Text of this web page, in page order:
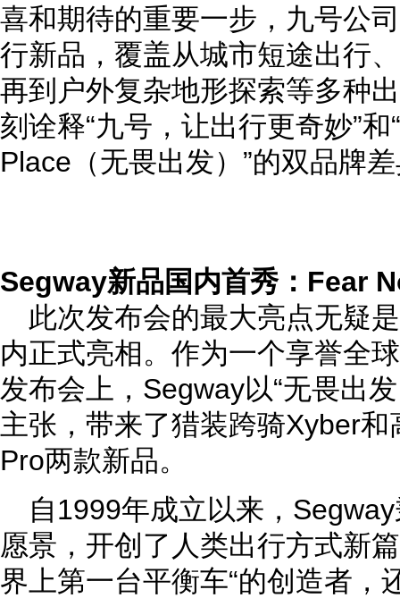
喜和期待的重要一步，九号公
行新品，覆盖从城市短途出行
再到户外复杂地形探索等多种
刻诠释“九号，让出行更奇妙”
Place（无畏出发）”的双品牌
Segway新品国内首秀：Fear
此次发布会的最大亮点无疑
内正式亮相。作为一个享誉全
发布会上，Segway以“无畏出
主张，带来了猎装跨骑Xyber
Pro两款新品。
自1999年成立以来，
愿景，开创了人类出行方式新
界上第一台平衡车“的创造者，